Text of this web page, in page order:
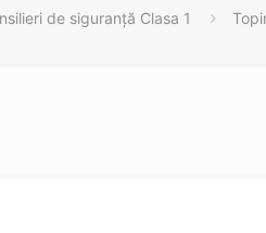
de siguranță Clasa 1